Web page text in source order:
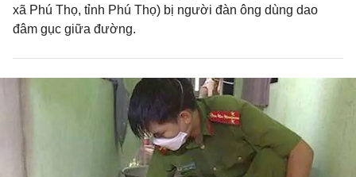
xã Phú Thọ, tỉnh Phú Thọ) bị người đàn ông dùng dao
đâm gục giữa đường.